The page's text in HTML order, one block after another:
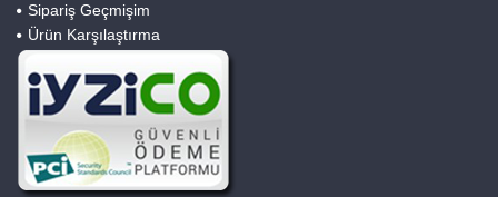
Sipariş Geçmişim
Ürün Karşılaştırma